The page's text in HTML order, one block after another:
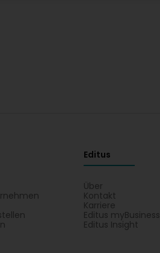
Editus
Über
Kontakt
Karriere
Editus myBusiness
Editus Insight